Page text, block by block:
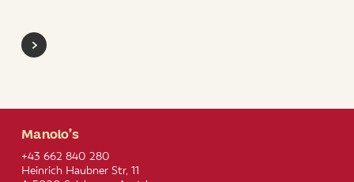
Manolo’s
+43 662 840 280
Heinrich Haubner Str, 11